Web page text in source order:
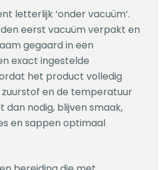
letterlijk ‘onder vacuüm’.
eerst vacuüm verpakt en
gegaard in een
exact ingestelde
het product volledig
en de temperatuur
dan nodig, blijven smaak,
en sappen optimaal